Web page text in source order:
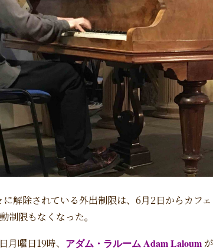
に解除されている外出制限は、6月2日からカフ
制限もなくなった。
月曜日19時、 アダム・ラルーム Adam Laloum